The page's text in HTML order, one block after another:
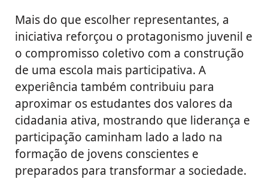
Mais do que escolher representantes, a
iniciativa reforçou o protagonismo juvenil e
o compromisso coletivo com a construção
de uma escola mais participativa. A
experiência também contribuiu para
aproximar os estudantes dos valores da
cidadania ativa, mostrando que liderança e
participação caminham lado a lado na
formação de jovens conscientes e
preparados para transformar a sociedade.